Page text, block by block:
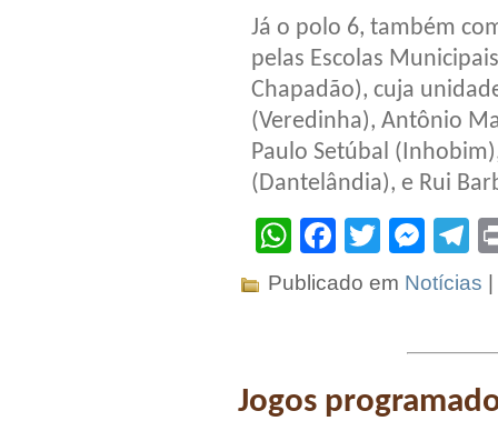
Já o polo 6, também
pelas Escolas
Chapadão), cuja
(Veredinha), Antônio
Paulo Setúbal
(Dantelândia), e Rui
WhatsApp
Facebook
Twitter
Publicado em Notícias
Jogos